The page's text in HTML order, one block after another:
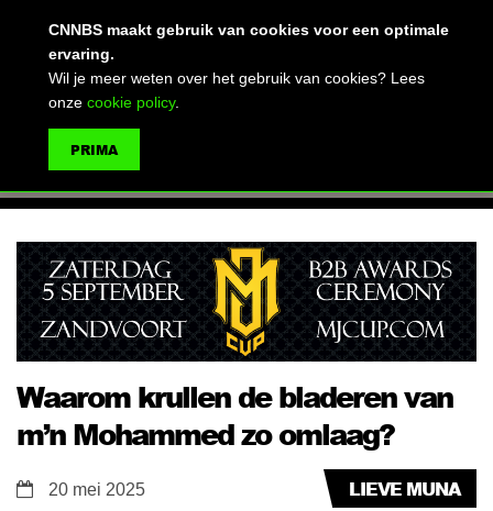
Waarom krullen de bladeren van
m’n Mohammed zo omlaag?
LIEVE MUNA
20 mei 2025
CNNBS maakt gebruik van cookies voor een optimale
ervaring.
Wil je meer weten over het gebruik van cookies? Lees
onze cookie policy.
PRIMA